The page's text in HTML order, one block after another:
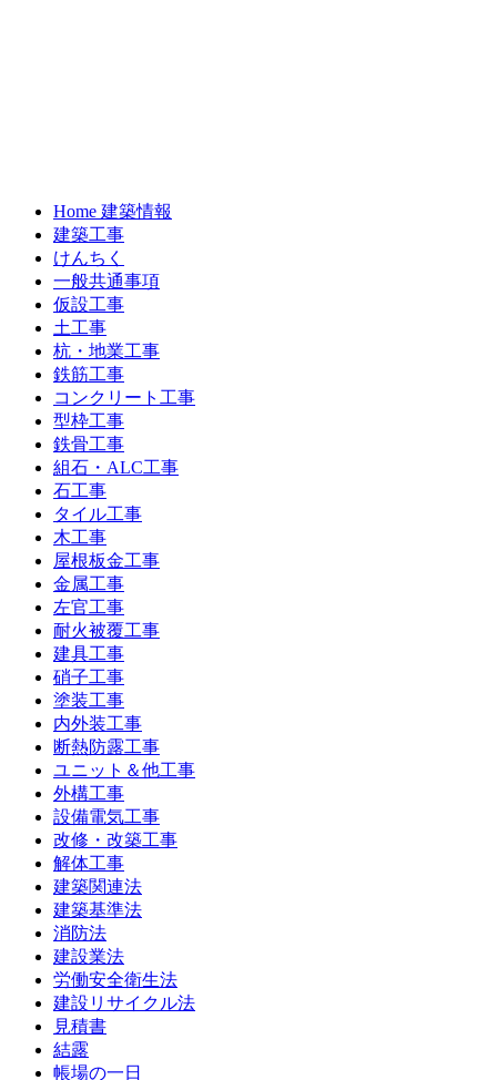
Home 建築情報
建築工事
けんちく
一般共通事項
仮設工事
土工事
杭・地業工事
鉄筋工事
コンクリート工事
型枠工事
鉄骨工事
組石・ALC工事
石工事
タイル工事
木工事
屋根板金工事
金属工事
左官工事
耐火被覆工事
建具工事
硝子工事
塗装工事
内外装工事
断熱防露工事
ユニット＆他工事
外構工事
設備電気工事
改修・改築工事
解体工事
建築関連法
建築基準法
消防法
建設業法
労働安全衛生法
建設リサイクル法
見積書
結露
帳場の一日